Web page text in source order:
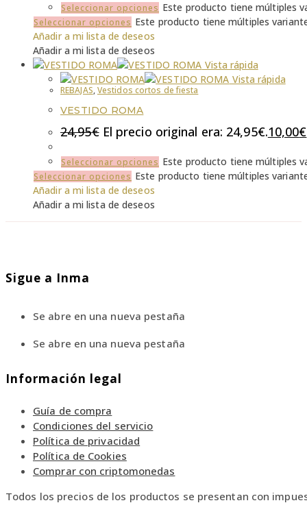
Seleccionar opciones Este producto tiene múltiples
Seleccionar opciones Este producto tiene múltiples
Añadir a mi lista de deseos
Añadir a mi lista de deseos
Vista rápida
Vista rápida
REBAJAS,Vestidos cortos de fiesta
VESTIDO ROMA
24,95€ El precio original era: 24,95€.10,00€
Seleccionar opciones Este producto tiene múltiples
Seleccionar opciones Este producto tiene múltiples
Añadir a mi lista de deseos
Añadir a mi lista de deseos
Sigue a Inma
Se abre en una nueva pestaña
Se abre en una nueva pestaña
Información legal
Guía de compra
Condiciones del servicio
Política de privacidad
Política de Cookies
Comprar con criptomonedas
Todos los precios de los productos se presentan con